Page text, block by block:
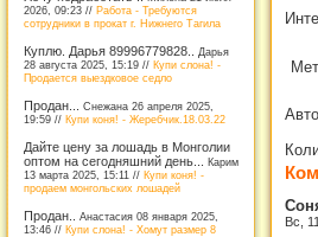
2026, 09:23 // Работа - Требуются
сотрудники в прокат г. Нижнего Тагила
Куплю. Дарья 89996779828..
Дарья
28 августа 2025, 15:19 // Купи слона! -
Продается выездковое седло
Продан... Снежана 26 апреля 2025,
19:59 // Купи коня! - Жеребчик.18.03.22
Дайте цену за лошадь в Монголии
оптом на сегодняшний день... Карим
13 марта 2025, 15:11 // Купи коня! -
продаем монгольских лошадей
Продан.. Анастасия 08 января 2025,
13:46 // Купи слона! - Хомут размер 8
Вс,